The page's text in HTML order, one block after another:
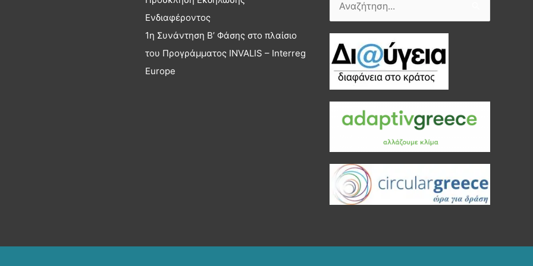
Ενδιαφέροντος
1η Συνάντηση Β’ Φάσης στο πλαίσιο
του Προγράμματος INVALIS – Interreg
Europe
Αναζήτηση